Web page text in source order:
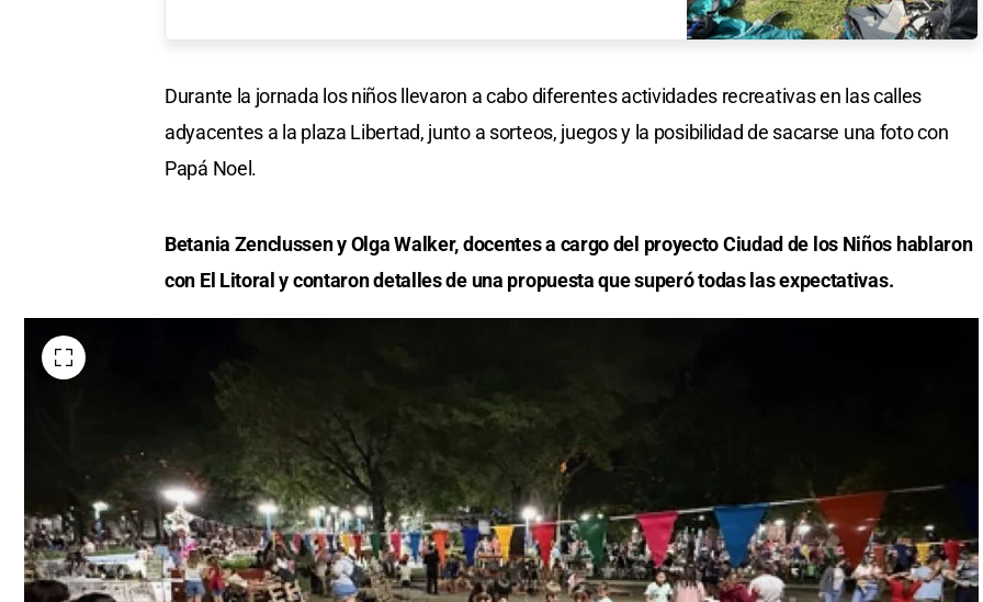
Durante la jornada los niños llevaron a cabo diferentes actividades recreativas en las calles
adyacentes a la plaza Libertad, junto a sorteos, juegos y la posibilidad de sacarse una foto con
Papá Noel.
Betania Zenclussen y Olga Walker, docentes a cargo del proyecto Ciudad de los Niños hablaron
con El Litoral y contaron detalles de una propuesta que superó todas las expectativas.